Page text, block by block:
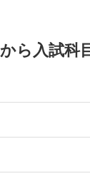
ら入試科